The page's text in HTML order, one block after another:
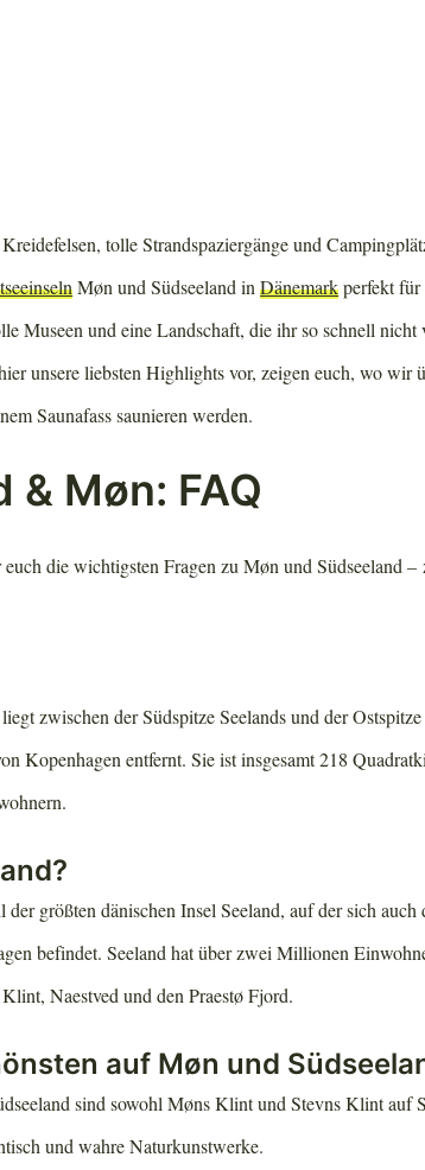
tolle Strandspaziergänge und
Møn und Südseeland inDänemarkperfekt
Museen und eine Landschaft, die ihr so schnell nicht
unsere liebsten Highlights vor, zeigen euch, wo wir
Saunafass saunieren werden.
& Møn: FAQ
die wichtigsten Fragen zu Møn und Südseeland
zwischen der Südspitze Seelands und der
Kopenhagen entfernt. Sie ist insgesamt 218
der größten dänischen Insel Seeland, auf der sich
befindet. Seeland hat über zwei Millionen
Naestved und den Praestø Fjord.
auf Møn und
sind sowohl Møns Klint und Stevns Klint auf
und wahre Naturkunstwerke.